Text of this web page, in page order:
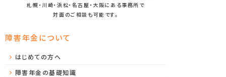
札幌・川崎・浜松・名古屋・大阪にある事務所で
対面のご相談も可能です。
障害年金について
はじめての方へ
障害年金の基礎知識